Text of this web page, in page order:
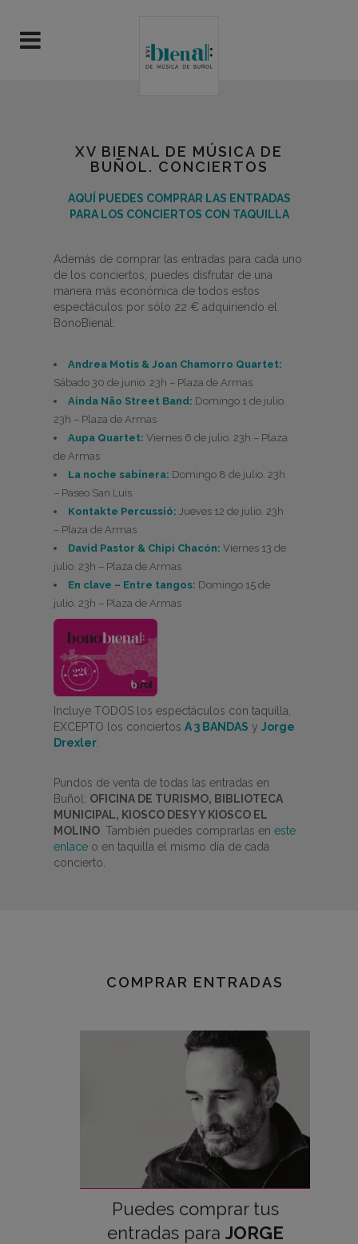
XV BIENAL DE MÚSICA DE
BUÑOL. CONCIERTOS
AQUÍ PUEDES COMPRAR LAS ENTRADAS
PARA LOS CONCIERTOS CON TAQUILLA
Además de comprar las entradas para cada uno
de los conciertos, puedes disfrutar de una
manera más económica de todos estos
espectáculos por sólo 22 € adquiriendo el
BonoBienal:
Andrea Motis & Joan Chamorro Quartet:
Sábado 30 de junio. 23h – Plaza de Armas
Ainda Não Street Band: Domingo 1 de julio.
23h – Plaza de Armas
Aupa Quartet: Viernes 6 de julio. 23h – Plaza
de Armas
La noche sabinera: Domingo 8 de julio. 23h
– Paseo San Luis
Kontakte Percussió: Jueves 12 de julio. 23h
– Plaza de Armas
David Pastor & Chipi Chacón: Viernes 13 de
julio. 23h – Plaza de Armas
En clave – Entre tangos: Domingo 15 de
julio. 23h – Plaza de Armas
Incluye TODOS los espectáculos con taquilla,
EXCEPTO los conciertosA 3 BANDAS yJorge
Drexler.
Pundos de venta de todas las entradas en
Buñol: OFICINA DE TURISMO, BIBLIOTECA
MUNICIPAL, KIOSCO DESY Y KIOSCO EL
MOLINO. También puedes comprarlas eneste
enlace o en taquilla el mismo día de cada
concierto.
COMPRAR ENTRADAS
Puedes comprar tus
entradas para JORGE